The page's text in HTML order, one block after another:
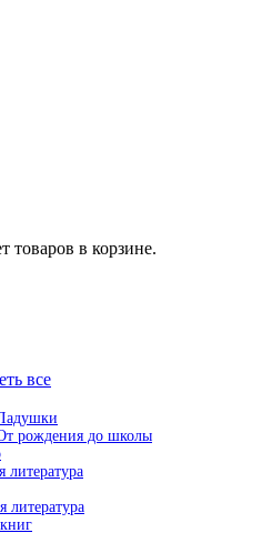
товаров в корзине.
все
рождения до школы
литература
литература